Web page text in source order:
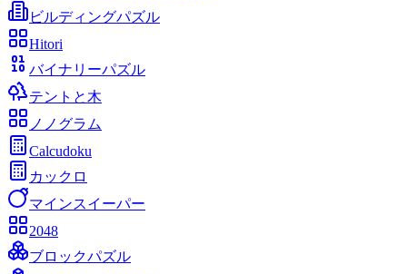
ビルディングパズル
Hitori
バイナリーパズル
テントと木
ノノグラム
Calcudoku
カックロ
マインスイーパー
2048
ブロックパズル